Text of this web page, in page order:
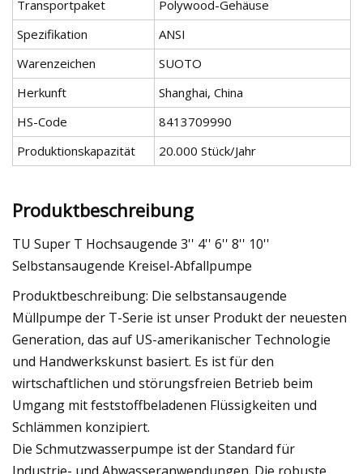
Transportpaket
Polywood-Gehäuse
Spezifikation
ANSI
Warenzeichen
SUOTO
Herkunft
Shanghai, China
HS-Code
8413709990
Produktionskapazität
20.000 Stück/Jahr
Produktbeschreibung
TU Super T Hochsaugende 3'' 4'' 6'' 8'' 10''
Selbstansaugende Kreisel-Abfallpumpe
Produktbeschreibung: Die selbstansaugende
Müllpumpe der T-Serie ist unser Produkt der neuesten
Generation, das auf US-amerikanischer Technologie
und Handwerkskunst basiert. Es ist für den
wirtschaftlichen und störungsfreien Betrieb beim
Umgang mit feststoffbeladenen Flüssigkeiten und
Schlämmen konzipiert.
Die Schmutzwasserpumpe ist der Standard für
Industrie- und Abwasseranwendungen. Die robuste